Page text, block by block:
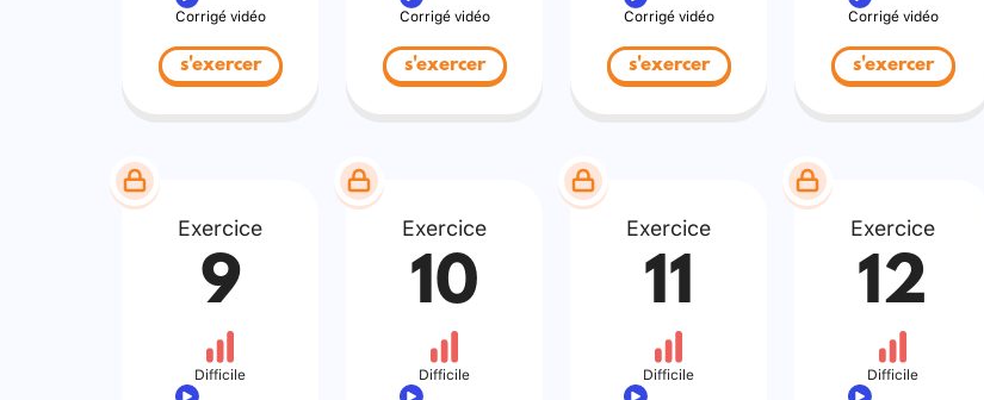
Corrigé vidéo
s'exercer
Corrigé vidéo
s'exercer
Corrigé vidéo
s'exercer
Corrigé vidéo
s'exercer
Exercice
9
Difficile
Exercice
10
Difficile
Exercice
11
Difficile
Exercice
12
Difficile